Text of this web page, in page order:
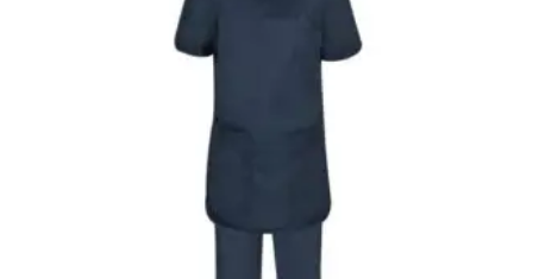
επιλογές
μπορούν
να
επιλεγούν
στη
σελίδα
του